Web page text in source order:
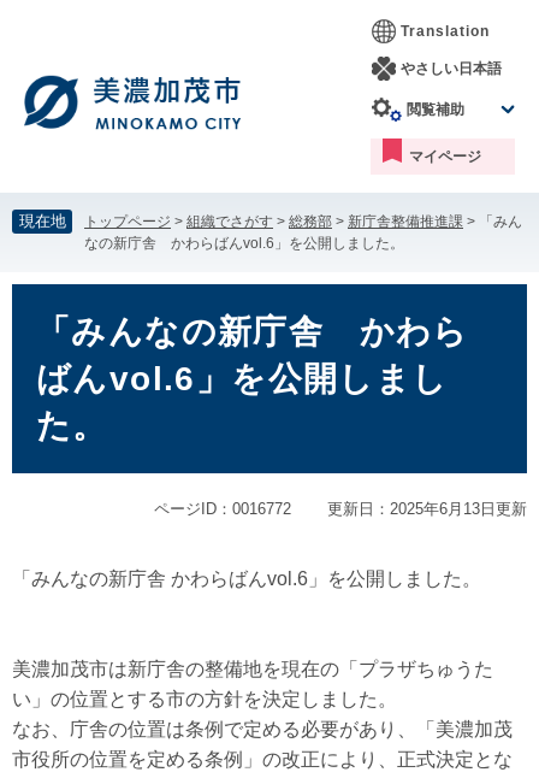
す。
し
て
本
へ
Translation
やさしい日本語
閲覧補助
マイページ
現在地 トップページ > 組織でさがす > 総務部 > 新庁舎整備推進課 >
「みん
なの新庁舎 かわらばんvol.6」を公開しました。
「みんなの新庁舎 かわら
ばんvol.6」を公開しまし
た。
ページID：0016772 更新日：2025年6月13日更新
「みんなの新庁舎 かわらばんvol.6」を公開しました。
美濃加茂市は新庁舎の整備地を現在の「プラザちゅうた
い」の位置とする市の方針を決定しました。
なお、庁舎の位置は条例で定める必要があり、「美濃加茂
市役所の位置を定める条例」の改正により、正式決定とな